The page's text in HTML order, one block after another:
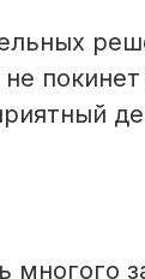
покинет
многого